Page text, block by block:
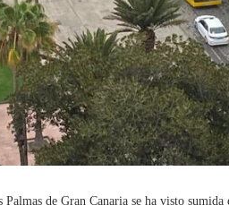
de Gran Canaria se ha visto